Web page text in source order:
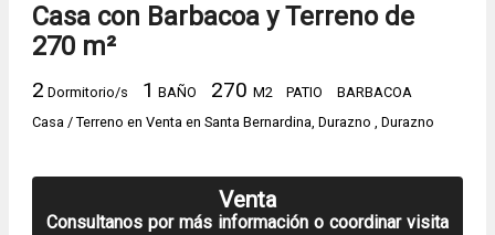
Casa con Barbacoa y Terreno de
270 m²
2 Dormitorio/s 1 BAÑO 270 M2 PATIO
BARBACOA
Casa / Terreno en Venta en Santa Bernardina, Durazno , Durazno
Venta
Consultanos por más información o coordinar visita